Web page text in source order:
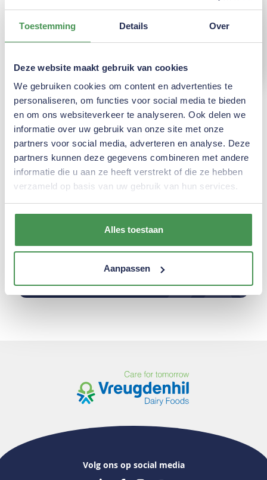
Toestemming Details Over
Deze website maakt gebruik van cookies
We gebruiken cookies om content en advertenties te
personaliseren, om functies voor social media te bieden
en om ons websiteverkeer te analyseren. Ook delen we
informatie over uw gebruik van onze site met onze
partners voor social media, adverteren en analyse. Deze
partners kunnen deze gegevens combineren met andere
informatie die u aan ze heeft verstrekt of die ze hebben
verzameld op basis van uw gebruik van hun services.
Alles toestaan
Aanpassen
Benieuwd wat we voor u
kunnen doen?
Wilt u meer weten over onze producten
of over onze organisatie? Neem dan
contact met ons op via het
contactformulier.
Vul het formulier in
+31 33 303 5000
Volg ons op social media